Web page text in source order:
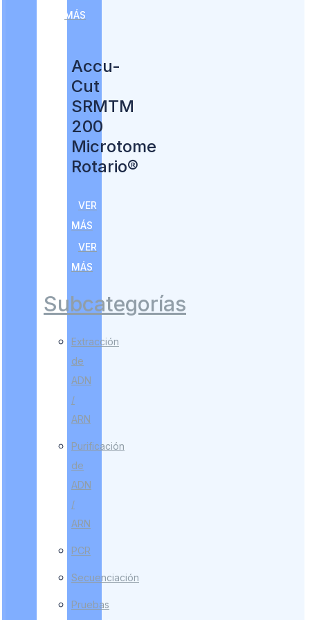
MÁS
Accu-
Cut
SRMTM
200
Microtome
Rotario®
VER
MÁS
VER
MÁS
Subcategorías
Extracción
de
ADN
/
ARN
Purificación
de
ADN
/
ARN
PCR
Secuenciación
Pruebas